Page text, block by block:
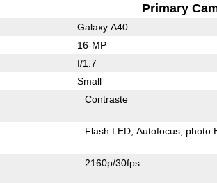
Primary
Galaxy A40
16-MP
f/1.7
Small
Contraste
Flash LED Autofocus photo
2160p/30fps